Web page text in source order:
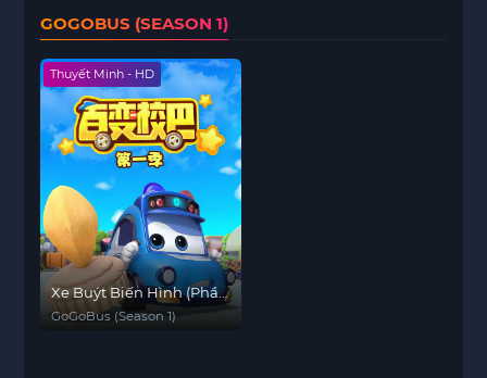
GOGOBUS (SEASON 1)
Thuyết Minh - HD
Xe Buýt Biến Hình (Phần
1)
GoGoBus (Season 1)